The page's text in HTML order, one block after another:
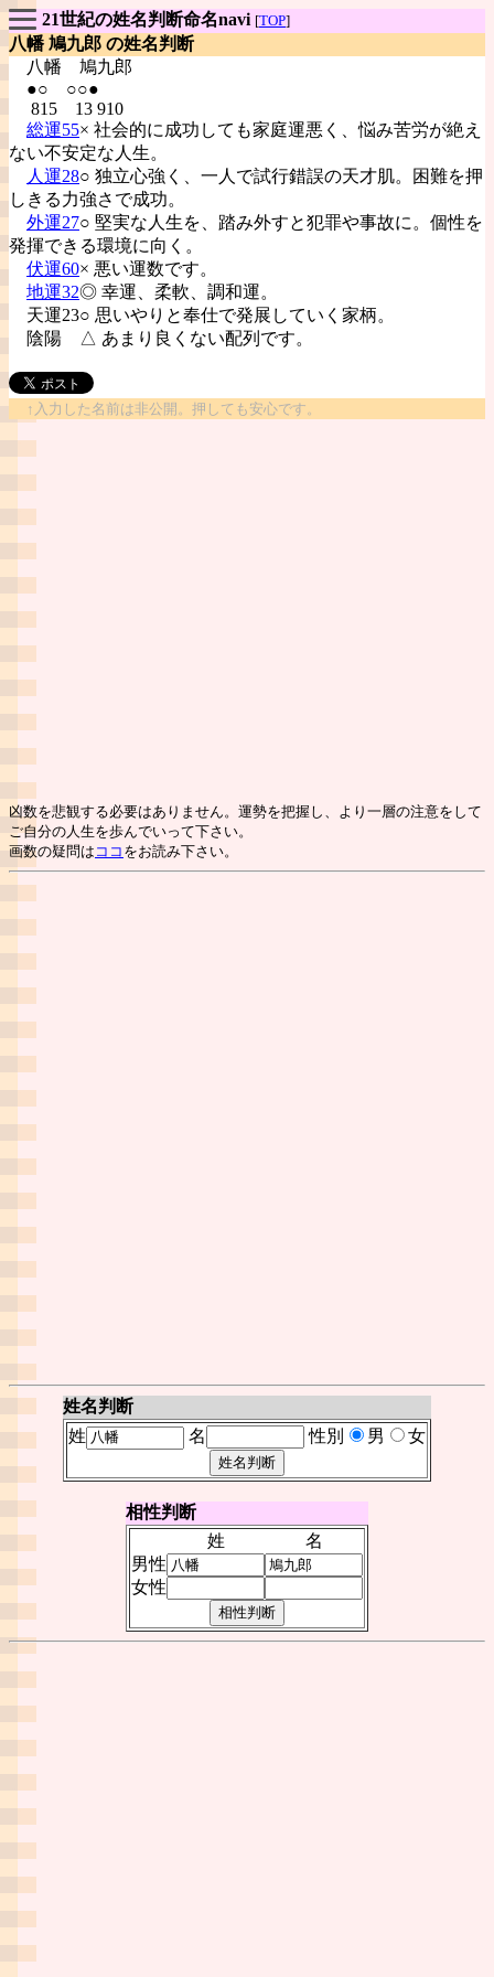
21世紀の姓名判断命名navi [TOP]
八幡 鳩九郎 の姓名判断
八幡 鳩九郎
●○ ○○●
815 13 910
総運55× 社会的に成功しても家庭運悪く、悩み苦労が絶え
ない不安定な人生。
人運28○ 独立心強く、一人で試行錯誤の天才肌。困難を押
しきる力強さで成功。
外運27○ 堅実な人生を、踏み外すと犯罪や事故に。個性を
発揮できる環境に向く。
伏運60× 悪い運数です。
地運32◎ 幸運、柔軟、調和運。
天運23○ 思いやりと奉仕で発展していく家柄。
陰陽
△ あまり良くない配列です。
↑入力した名前は非公開。押しても安心です。
凶数を悲観する必要はありません。運勢を把握し、より一層の注意をして
ご自分の人生を歩んでいって下さい。
画数の疑問は ココ をお読み下さい。
姓名判断
姓
名 性別 男 女
相性判断
姓
名
男性
女性